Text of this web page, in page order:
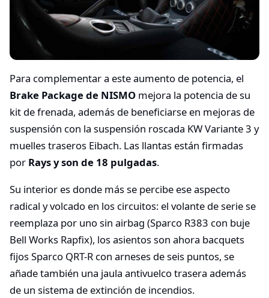
Para complementar a este aumento de potencia, el
Brake Package de NISMO mejora la potencia de su
kit de frenada, además de beneficiarse en mejoras de
suspensión con la suspensión roscada KW Variante 3 y
muelles traseros Eibach. Las llantas están firmadas
por Rays y son de 18 pulgadas.
Su interior es donde más se percibe ese aspecto
radical y volcado en los circuitos: el volante de serie se
reemplaza por uno sin airbag (Sparco R383 con buje
Bell Works Rapfix), los asientos son ahora bacquets
fijos Sparco QRT-R con arneses de seis puntos, se
añade también una jaula antivuelco trasera además
de un sistema de extinción de incendios.